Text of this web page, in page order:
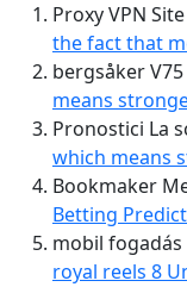
Proxy VPN Site
the fact that
bergsåker
means
Pronostici La
which means
Bookmaker
Betting
mobil
royal reels 8